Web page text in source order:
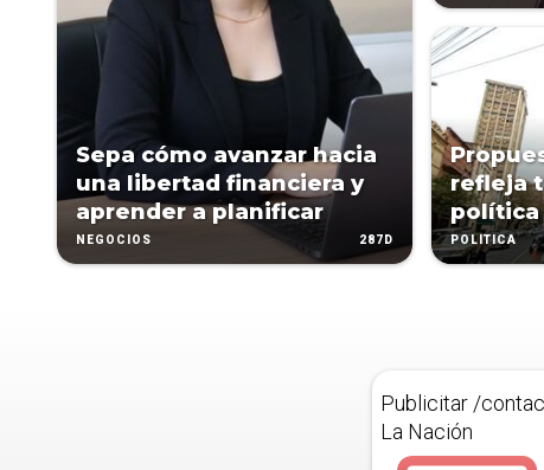
Sepa cómo avanzar hacia
una libertad financiera y
aprender a planificar
NEGOCIOS 287D
refleja
política
POLÍTICA
Publicitar /
La Nación